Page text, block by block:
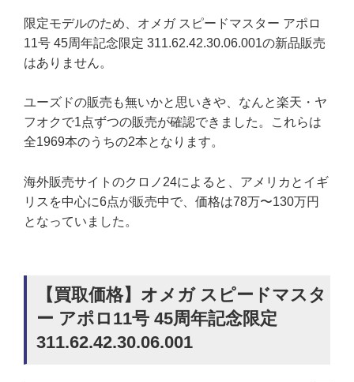
限定モデルのため、オメガ スピードマスター アポロ
11号 45周年記念限定 311.62.42.30.06.001の新品販売
はありません。
ユーズドの販売も無いかと思いきや、なんと楽天・ヤ
フオクで1点ずつの販売が確認できました。これらは
全1969本のうちの2本となります。
海外販売サイトのクロノ24によると、アメリカとイギ
リスを中心に6点が販売中で、価格は78万〜130万円
となっていました。
【買取価格】オメガ スピードマスタ
ー アポロ11号 45周年記念限定
311.62.42.30.06.001